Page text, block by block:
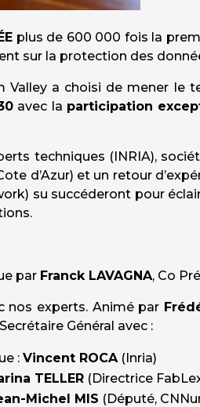
plus de 600 000 fois la
sur la protection des
Valley a choisi de mener le
avec la participation
techniques (INRIA),
d’Azur) et un retour
su succéderont pour
par Franck LAVAGNA, Co
nos experts. Animé par
Général avec :
:Vincent ROCA(Inria)
TELLER (Directrice
Michel MIS (Député,